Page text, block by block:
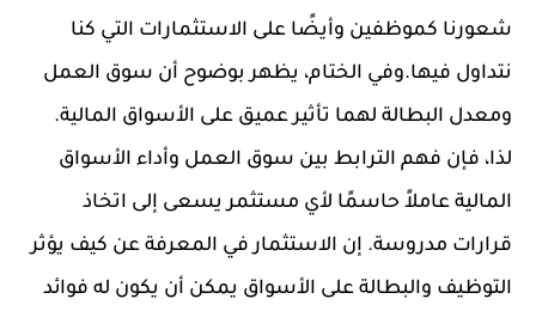
شعورنا كموظفين وأيضًا على الاستثمارات التي كنا
نتداول فيها.وفي الختام، يظهر بوضوح أن سوق العمل
ومعدل البطالة لهما تأثير عميق على الأسواق المالية.
لذا، فإن فهم الترابط بين سوق العمل وأداء الأسواق
المالية عاملاً حاسمًا لأي مستثمر يسعى إلى اتخاذ
قرارات مدروسة. إن الاستثمار في المعرفة عن كيف يؤثر
التوظيف والبطالة على الأسواق يمكن أن يكون له فوائد